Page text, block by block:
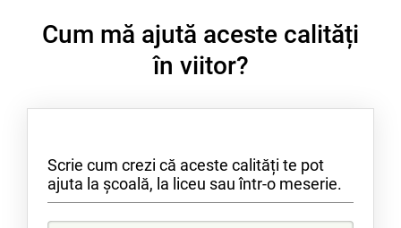
Cum mă ajută aceste calități
în viitor?
Scrie cum crezi că aceste calități te pot
ajuta la școală, la liceu sau într-o meserie.